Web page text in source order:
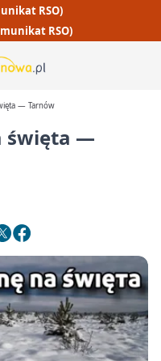
RSO)
RSO)
— Tarnów
święta —